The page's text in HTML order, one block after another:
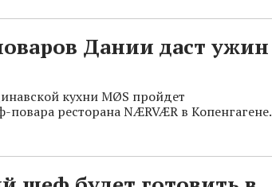
Дании даст ужин
кухни MØS пройдет
ресторана NÆRVÆR в Копенгагене.